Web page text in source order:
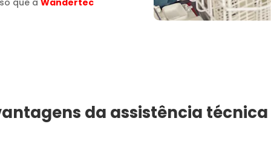
que aWandertec
da assistência técnica